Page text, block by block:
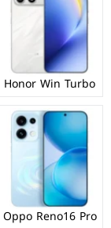
Honor Win Turbo
Oppo Reno16 Pro